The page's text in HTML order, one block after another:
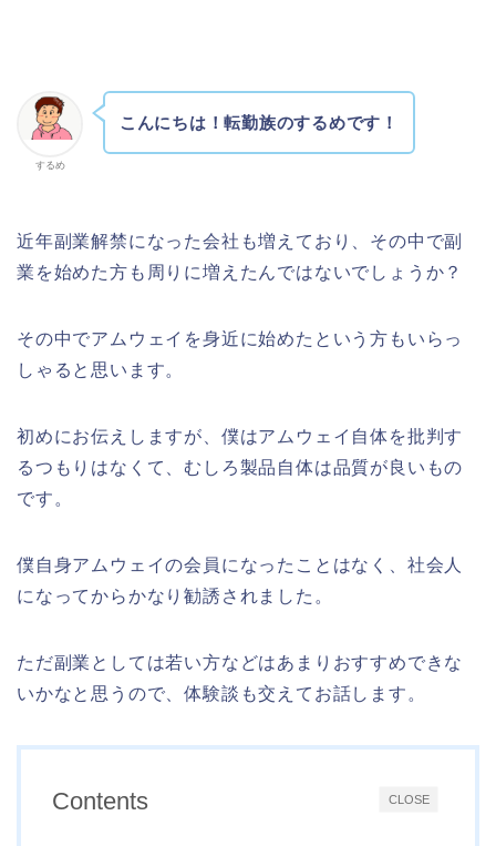
するめ
こんにちは！転勤族のするめです！
近年副業解禁になった会社も増えており、その中で副
業を始めた方も周りに増えたんではないでしょうか？
その中でアムウェイを身近に始めたという方もいらっ
しゃると思います。
初めにお伝えしますが、僕はアムウェイ自体を批判す
るつもりはなくて、むしろ製品自体は品質が良いもの
です。
僕自身アムウェイの会員になったことはなく、社会人
になってからかなり勧誘されました。
ただ副業としては若い方などはあまりおすすめできな
いかなと思うので、体験談も交えてお話します。
CLOSE
Contents